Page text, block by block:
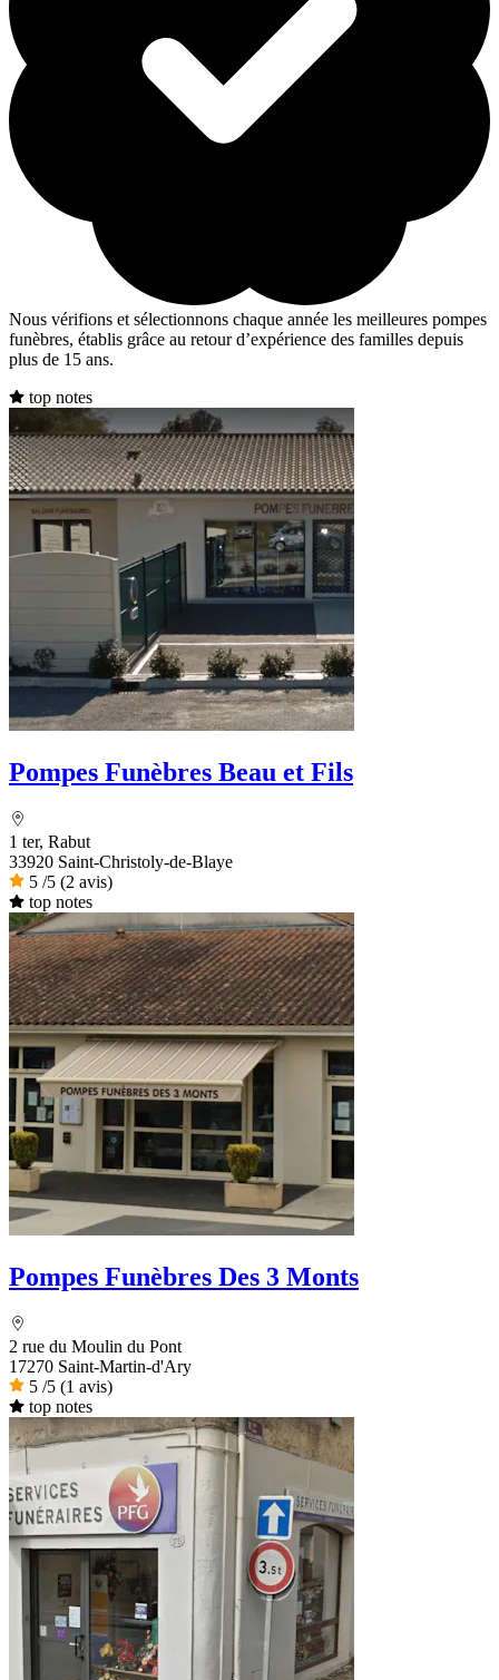
Nous vérifions et sélectionnons chaque année les meilleures pompes
funèbres, établis grâce au retour d’expérience des familles depuis
plus de 15 ans.
top notes
Pompes Funèbres Beau et Fils
1 ter, Rabut
33920 Saint-Christoly-de-Blaye
5 /5 (2 avis)
top notes
Pompes Funèbres Des 3 Monts
2 rue du Moulin du Pont
17270 Saint-Martin-d'Ary
5 /5 (1 avis)
top notes